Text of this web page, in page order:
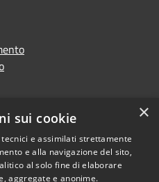
×
sui cookie
e assimilati strettamente
e alla navigazione del sito,
al solo fine di elaborare
aggregate e anonime.